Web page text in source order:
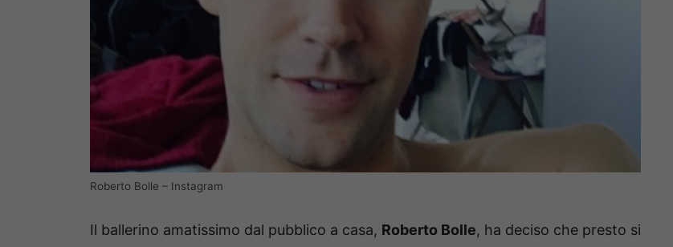
Roberto Bolle – Instagram
Il ballerino amatissimo dal pubblico a casa, Roberto Bolle, ha deciso che presto si